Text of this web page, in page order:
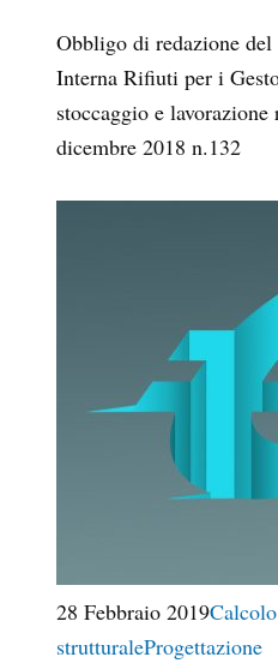
Obbligo di redazione del
Interna Rifiuti per i
stoccaggio e
dicembre 2018 n.132
28 Febbraio 2019Calcolo
strutturaleProgettazione